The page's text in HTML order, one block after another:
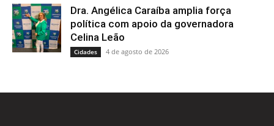
Dra. Angélica Caraíba amplia força
política com apoio da governadora
Celina Leão
Cidades 4 de agosto de 2026